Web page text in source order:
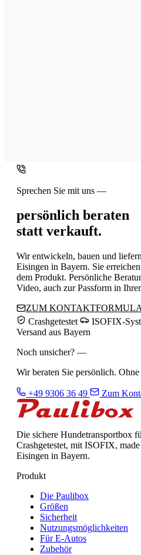
Sprechen Sie mit uns —
persönlich beraten
statt verkauft.
Wir entwickeln, bauen und
Eisingen in Bayern. Sie
dem Produkt. Persönliche
Video, auch zur Passform in
ZUM
Crashgetestet
ISOFIX-
Versand aus Bayern
Noch unsicher? —
Wir beraten Sie persönlich.
+49 9306 36 49 Zum
Die sichere Hundetransportbox
Crashgetestet, mit ISOFIX,
Eisingen in Bayern.
Produkt
Die Paulibox
Größen
Sicherheit
Nutzungsmöglichkeiten
Für E-Autos
Zubehör